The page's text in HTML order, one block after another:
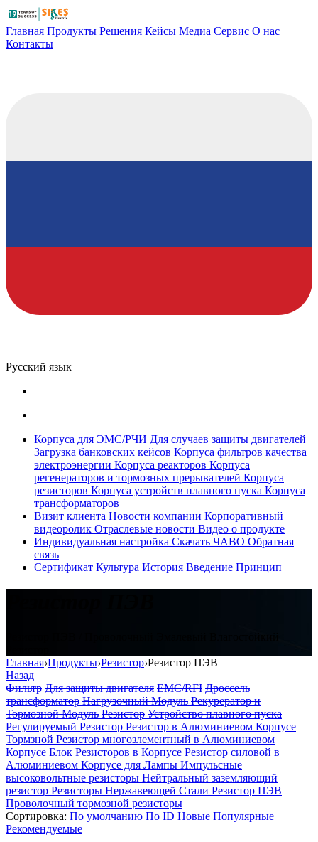
Главная Продукты Решения Кейсы Медиа Сервис О нас
Контакты
Русский язык
Корпуса для ЭМС/РЧИ Для случаев защиты двигателей
Загрузка банковских кейсов Корпуса фильтров качества
электроэнергии Корпуса реакторов Корпуса
регенераторов и тормозных прерывателей Корпуса
резисторов Корпуса устройств плавного пуска Корпуса
трансформаторов
Визит клиента Новости компании Корпоративный
видеоролик Отраслевые новости Видео о продукте
Индивидуальная настройка Скачать ЧАВО Обратная
связь
Сертификат Культура История Введение Принцип
Главная›Продукты›Резистор›Резистор ПЭВ
Назад
Фильтр Для защиты двигателя EMC/RFI Дроссель
трансформатор Нагрузочный Модуль Рекурератор и
Тормозной Модуль Резистор Устройство плавного пуска
Регулируемый Резистор Резистор в Алюминиевом Корпусе
Тормзной Резистор многозлементный в Алюминиевом
Корпусе Блок Резисторов в Корпусе Резистор силовой в
Алюминиевом Корпусе для Лампы Импульсные
высоковольтные резисторы Нейтральный заземляющий
резистор Резисторы Нержавеющей Стали Резистор ПЭВ
Проволочный тормозной резисторы
Сортировка: По умолчанию По ID Новые Популярные
Рекомендуемые